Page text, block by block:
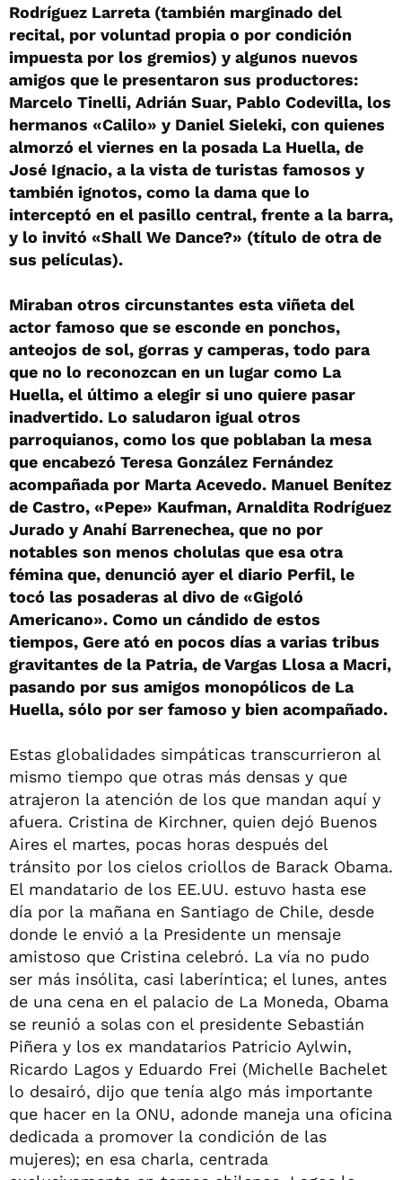
Rodríguez Larreta (también marginado del
recital, por voluntad propia o por condición
impuesta por los gremios) y algunos nuevos
amigos que le presentaron sus productores:
Marcelo Tinelli, Adrián Suar, Pablo Codevilla, los
hermanos «Calilo» y Daniel Sieleki, con quienes
almorzó el viernes en la posada La Huella, de
José Ignacio, a la vista de turistas famosos y
también ignotos, como la dama que lo
interceptó en el pasillo central, frente a la barra,
y lo invitó «Shall We Dance?» (título de otra de
sus películas).
Miraban otros circunstantes esta viñeta del
actor famoso que se esconde en ponchos,
anteojos de sol, gorras y camperas, todo para
que no lo reconozcan en un lugar como La
Huella, el último a elegir si uno quiere pasar
inadvertido. Lo saludaron igual otros
parroquianos, como los que poblaban la mesa
que encabezó Teresa González Fernández
acompañada por Marta Acevedo. Manuel Benítez
de Castro, «Pepe» Kaufman, Arnaldita Rodríguez
Jurado y Anahí Barrenechea, que no por
notables son menos cholulas que esa otra
fémina que, denunció ayer el diario Perfil, le
tocó las posaderas al divo de «Gigoló
Americano». Como un cándido de estos
tiempos, Gere ató en pocos días a varias tribus
gravitantes de la Patria, de Vargas Llosa a Macri,
pasando por sus amigos monopólicos de La
Huella, sólo por ser famoso y bien acompañado.
Estas globalidades simpáticas transcurrieron al
mismo tiempo que otras más densas y que
atrajeron la atención de los que mandan aquí y
afuera. Cristina de Kirchner, quien dejó Buenos
Aires el martes, pocas horas después del
tránsito por los cielos criollos de Barack Obama.
El mandatario de los EE.UU. estuvo hasta ese
día por la mañana en Santiago de Chile, desde
donde le envió a la Presidente un mensaje
amistoso que Cristina celebró. La vía no pudo
ser más insólita, casi laberíntica; el lunes, antes
de una cena en el palacio de La Moneda, Obama
se reunió a solas con el presidente Sebastián
Piñera y los ex mandatarios Patricio Aylwin,
Ricardo Lagos y Eduardo Frei (Michelle Bachelet
lo desairó, dijo que tenía algo más importante
que hacer en la ONU, adonde maneja una oficina
dedicada a promover la condición de las
mujeres); en esa charla, centrada